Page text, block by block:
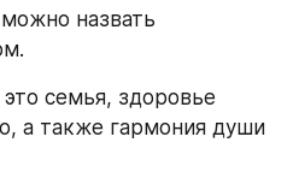
назвать
семья, здоровье
а также гармония души